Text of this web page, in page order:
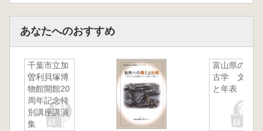
あなたへのおすすめ
千葉市立加
曽利貝塚博
物館開館20
周年記念特
別講座講演
集
富山県の考
古学 文献
と年表